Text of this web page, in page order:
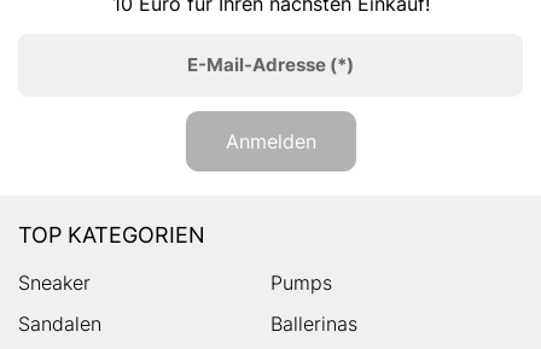
E-Mail-Adresse (*)
Anmelden
TOP KATEGORIEN
Sneaker
Pumps
Sandalen
Ballerinas